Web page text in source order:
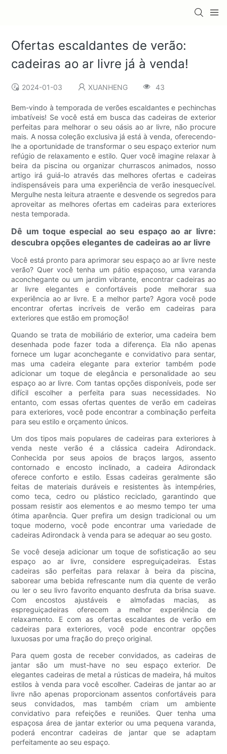
Ofertas escaldantes de verão:
cadeiras ao ar livre já à venda!
2024-01-03 XUANHENG 43
Bem-vindo à temporada de verões escaldantes e pechinchas
imbatíveis! Se você está em busca das cadeiras de exterior
perfeitas para melhorar o seu oásis ao ar livre, não procure
mais. A nossa coleção exclusiva já está à venda, oferecendo-
lhe a oportunidade de transformar o seu espaço exterior num
refúgio de relaxamento e estilo. Quer você imagine relaxar à
beira da piscina ou organizar churrascos animados, nosso
artigo irá guiá-lo através das melhores ofertas e cadeiras
indispensáveis ​​para uma experiência de verão inesquecível.
Mergulhe nesta leitura atraente e desvende os segredos para
aproveitar as melhores ofertas em cadeiras para exteriores
nesta temporada.
Dê um toque especial ao seu espaço ao ar livre:
descubra opções elegantes de cadeiras ao ar livre
Você está pronto para aprimorar seu espaço ao ar livre neste
verão? Quer você tenha um pátio espaçoso, uma varanda
aconchegante ou um jardim vibrante, encontrar cadeiras ao
ar livre elegantes e confortáveis ​​pode melhorar sua
experiência ao ar livre. E a melhor parte? Agora você pode
encontrar ofertas incríveis de verão em cadeiras para
exteriores que estão em promoção!
Quando se trata de mobiliário de exterior, uma cadeira bem
desenhada pode fazer toda a diferença. Ela não apenas
fornece um lugar aconchegante e convidativo para sentar,
mas uma cadeira elegante para exterior também pode
adicionar um toque de elegância e personalidade ao seu
espaço ao ar livre. Com tantas opções disponíveis, pode ser
difícil escolher a perfeita para suas necessidades. No
entanto, com essas ofertas quentes de verão em cadeiras
para exteriores, você pode encontrar a combinação perfeita
para seu estilo e orçamento únicos.
Um dos tipos mais populares de cadeiras para exteriores à
venda neste verão é a clássica cadeira Adirondack.
Conhecida por seus apoios de braços largos, assento
contornado e encosto inclinado, a cadeira Adirondack
oferece conforto e estilo. Essas cadeiras geralmente são
feitas de materiais duráveis ​​e resistentes às intempéries,
como teca, cedro ou plástico reciclado, garantindo que
possam resistir aos elementos e ao mesmo tempo ter uma
ótima aparência. Quer prefira um design tradicional ou um
toque moderno, você pode encontrar uma variedade de
cadeiras Adirondack à venda para se adequar ao seu gosto.
Se você deseja adicionar um toque de sofisticação ao seu
espaço ao ar livre, considere espreguiçadeiras. Estas
cadeiras são perfeitas para relaxar à beira da piscina,
saborear uma bebida refrescante num dia quente de verão
ou ler o seu livro favorito enquanto desfruta da brisa suave.
Com encostos ajustáveis ​​e almofadas macias, as
espreguiçadeiras oferecem a melhor experiência de
relaxamento. E com as ofertas escaldantes de verão em
cadeiras para exteriores, você pode encontrar opções
luxuosas por uma fração do preço original.
Para quem gosta de receber convidados, as cadeiras de
jantar são um must-have no seu espaço exterior. De
elegantes cadeiras de metal a rústicas de madeira, há muitos
estilos à venda para você escolher. Cadeiras de jantar ao ar
livre não apenas proporcionam assentos confortáveis ​​para
seus convidados, mas também criam um ambiente
convidativo para refeições e reuniões. Quer tenha uma
espaçosa área de jantar exterior ou uma pequena varanda,
poderá encontrar cadeiras de jantar que se adaptam
perfeitamente ao seu espaço.